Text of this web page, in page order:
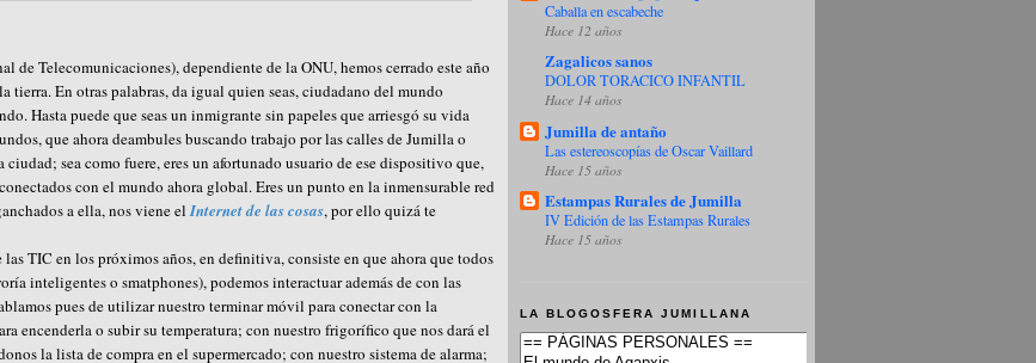
de Telecomunicaciones), dependiente de la ONU, hemos cerrado este año
En otras palabras, da igual quien seas, ciudadano del mundo
Hasta puede que seas un inmigrante sin papeles que arriesgó su vida
que ahora deambules buscando trabajo por las calles de Jumilla o
sea como fuere, eres un afortunado usuario de ese dispositivo que,
con el mundo ahora global. Eres un punto en la inmensurable red
a ella, nos viene el Internet de las cosas, por ello quizá te
TIC en los próximos años, en definitiva, consiste en que ahora que todos
inteligentes o smatphones), podemos interactuar además de con las
pues de utilizar nuestro terminar móvil para conectar con la
encenderla o subir su temperatura; con nuestro frigorífico que nos dará el
la lista de compra en el supermercado; con nuestro sistema de alarma;
Caballa en escabeche
Hace 12 años
Zagalicos sanos
DOLOR TORACICO INFANTIL
Hace 14 años
Jumilla de antaño
Las estereoscopías de Oscar Vaillard
Hace 15 años
Estampas Rurales de Jumilla
IV Edición de las Estampas Rurales
Hace 15 años
LA BLOGOSFERA JUMILLANA